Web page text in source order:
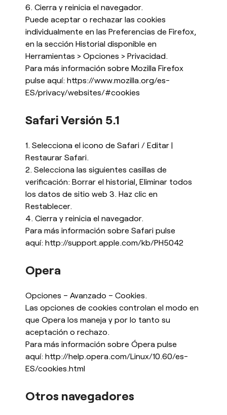
6. Cierra y reinicia el navegador.
Puede aceptar o rechazar las cookies
individualmente en las Preferencias de Firefox,
en la sección Historial disponible en
Herramientas > Opciones > Privacidad.
Para más información sobre Mozilla Firefox
pulse aquí: https://www.mozilla.org/es-
ES/privacy/websites/#cookies
Safari Versión 5.1
1. Selecciona el icono de Safari / Editar |
Restaurar Safari.
2. Selecciona las siguientes casillas de
verificación: Borrar el historial, Eliminar todos
los datos de sitio web 3. Haz clic en
Restablecer.
4. Cierra y reinicia el navegador.
Para más información sobre Safari pulse
aquí: http://support.apple.com/kb/PH5042
Opera
Opciones – Avanzado – Cookies.
Las opciones de cookies controlan el modo en
que Opera los maneja y por lo tanto su
aceptación o rechazo.
Para más información sobre Ópera pulse
aquí: http://help.opera.com/Linux/10.60/es-
ES/cookies.html
Otros navegadores